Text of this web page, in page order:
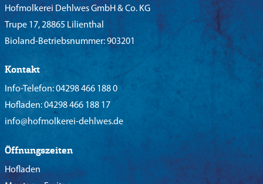
Hofmolkerei Dehlwes GmbH & Co. KG
Trupe 17, 28865 Lilienthal
Bioland-Betriebsnummer: 903201
Kontakt
Info-Telefon:04298 466 188 0
Hofladen:04298 466 188 17
info@hofmolkerei-dehlwes.de
Öffnungszeiten
Hofladen